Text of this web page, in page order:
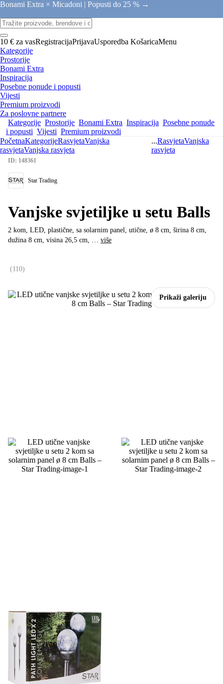
Bonami Extra × Micadoni | Popusti do 25 % →
10 € za vasRegistracijaPrijavaUsporedba KošaricaMenu
Kategorije
Prostorije
Bonami Extra
Inspiracija
Posebne ponude i popusti
Vijesti
Premium proizvodi
Za poslovne partnere
Kategorije Prostorije Bonami Extra Inspiracija Posebne ponude
i popusti Vijesti Premium proizvodi
PočetnaKategorijeRasvjetaVanjska
rasvjetaVanjska rasvjeta
...RasvjetaVanjska
rasvjeta
Prikaži galeriju
ID: 148361
Star Trading
Vanjske svjetiljke u setu Balls
2 kom, LED, plastične, sa solarnim panel, utične, ø 8 cm, širina 8 cm,
dužina 8 cm, visina 26,5 cm, … više
(110)